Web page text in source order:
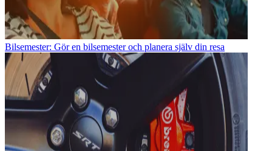
Bilsemester: Gör en bilsemester och planera själv din resa